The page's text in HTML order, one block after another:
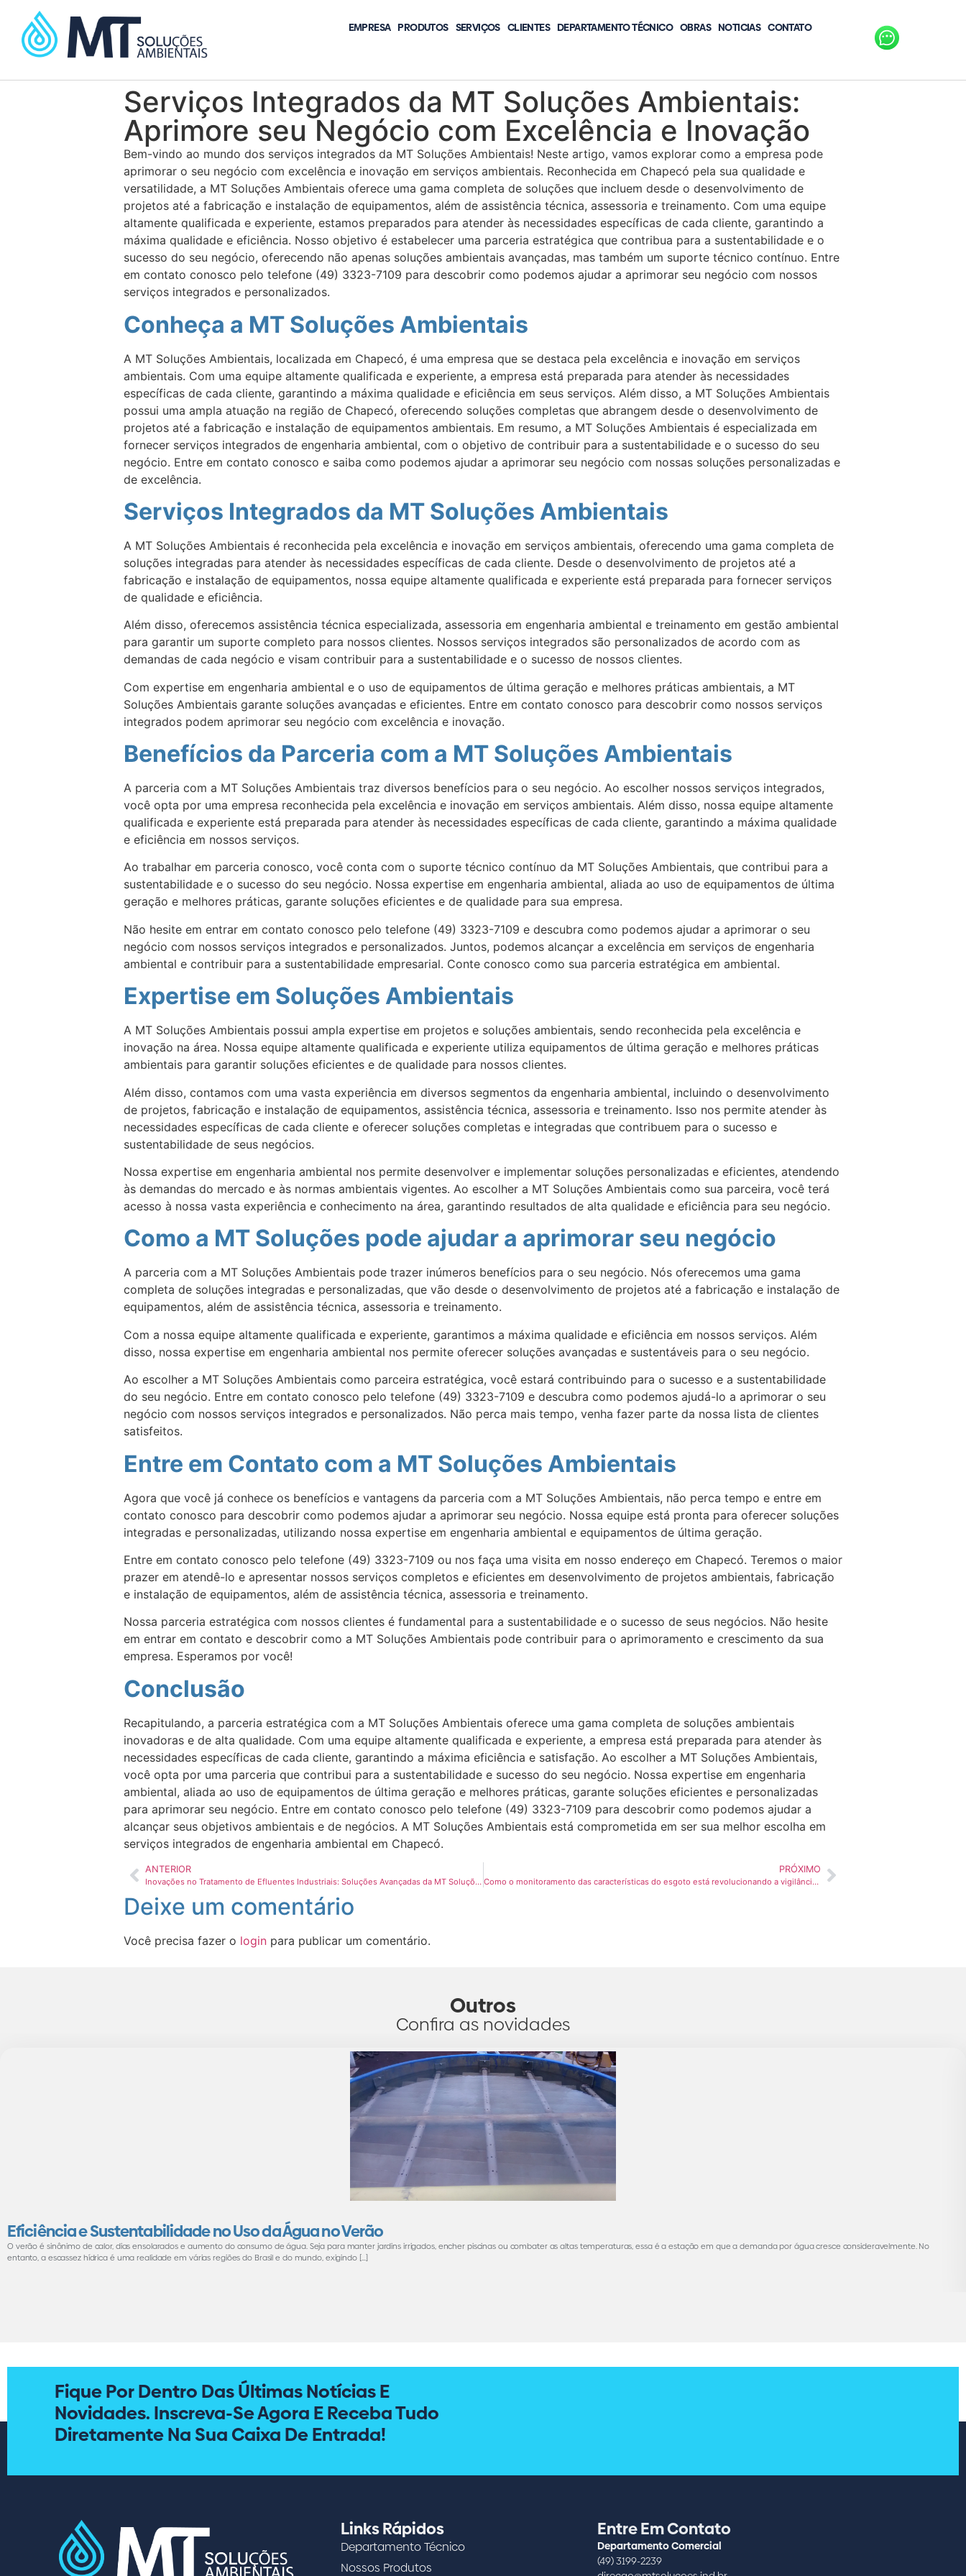
EMPRESA PRODUTOS SERVIÇOS CLIENTES DEPARTAMENTO TÉCNICO OBRAS NOTICIAS CONTATO
Serviços Integrados da MT Soluções Ambientais:
Aprimore seu Negócio com Excelência e Inovação
Bem-vindo ao mundo dos serviços integrados da MT Soluções Ambientais! Neste artigo, vamos explorar como a empresa pode
aprimorar o seu negócio com excelência e inovação em serviços ambientais. Reconhecida em Chapecó pela sua qualidade e
versatilidade, a MT Soluções Ambientais oferece uma gama completa de soluções que incluem desde o desenvolvimento de
projetos até a fabricação e instalação de equipamentos, além de assistência técnica, assessoria e treinamento. Com uma equipe
altamente qualificada e experiente, estamos preparados para atender às necessidades específicas de cada cliente, garantindo a
máxima qualidade e eficiência. Nosso objetivo é estabelecer uma parceria estratégica que contribua para a sustentabilidade e o
sucesso do seu negócio, oferecendo não apenas soluções ambientais avançadas, mas também um suporte técnico contínuo. Entre
em contato conosco pelo telefone (49) 3323-7109 para descobrir como podemos ajudar a aprimorar seu negócio com nossos
serviços integrados e personalizados.
Conheça a MT Soluções Ambientais
A MT Soluções Ambientais, localizada em Chapecó, é uma empresa que se destaca pela excelência e inovação em serviços
ambientais. Com uma equipe altamente qualificada e experiente, a empresa está preparada para atender às necessidades
específicas de cada cliente, garantindo a máxima qualidade e eficiência em seus serviços. Além disso, a MT Soluções Ambientais
possui uma ampla atuação na região de Chapecó, oferecendo soluções completas que abrangem desde o desenvolvimento de
projetos até a fabricação e instalação de equipamentos ambientais. Em resumo, a MT Soluções Ambientais é especializada em
fornecer serviços integrados de engenharia ambiental, com o objetivo de contribuir para a sustentabilidade e o sucesso do seu
negócio. Entre em contato conosco e saiba como podemos ajudar a aprimorar seu negócio com nossas soluções personalizadas e
de excelência.
Serviços Integrados da MT Soluções Ambientais
A MT Soluções Ambientais é reconhecida pela excelência e inovação em serviços ambientais, oferecendo uma gama completa de
soluções integradas para atender às necessidades específicas de cada cliente. Desde o desenvolvimento de projetos até a
fabricação e instalação de equipamentos, nossa equipe altamente qualificada e experiente está preparada para fornecer serviços
de qualidade e eficiência.
Além disso, oferecemos assistência técnica especializada, assessoria em engenharia ambiental e treinamento em gestão ambiental
para garantir um suporte completo para nossos clientes. Nossos serviços integrados são personalizados de acordo com as
demandas de cada negócio e visam contribuir para a sustentabilidade e o sucesso de nossos clientes.
Com expertise em engenharia ambiental e o uso de equipamentos de última geração e melhores práticas ambientais, a MT
Soluções Ambientais garante soluções avançadas e eficientes. Entre em contato conosco para descobrir como nossos serviços
integrados podem aprimorar seu negócio com excelência e inovação.
Benefícios da Parceria com a MT Soluções Ambientais
A parceria com a MT Soluções Ambientais traz diversos benefícios para o seu negócio. Ao escolher nossos serviços integrados,
você opta por uma empresa reconhecida pela excelência e inovação em serviços ambientais. Além disso, nossa equipe altamente
qualificada e experiente está preparada para atender às necessidades específicas de cada cliente, garantindo a máxima qualidade
e eficiência em nossos serviços.
Ao trabalhar em parceria conosco, você conta com o suporte técnico contínuo da MT Soluções Ambientais, que contribui para a
sustentabilidade e o sucesso do seu negócio. Nossa expertise em engenharia ambiental, aliada ao uso de equipamentos de última
geração e melhores práticas, garante soluções eficientes e de qualidade para sua empresa.
Não hesite em entrar em contato conosco pelo telefone (49) 3323-7109 e descubra como podemos ajudar a aprimorar o seu
negócio com nossos serviços integrados e personalizados. Juntos, podemos alcançar a excelência em serviços de engenharia
ambiental e contribuir para a sustentabilidade empresarial. Conte conosco como sua parceria estratégica em ambiental.
Expertise em Soluções Ambientais
A MT Soluções Ambientais possui ampla expertise em projetos e soluções ambientais, sendo reconhecida pela excelência e
inovação na área. Nossa equipe altamente qualificada e experiente utiliza equipamentos de última geração e melhores práticas
ambientais para garantir soluções eficientes e de qualidade para nossos clientes.
Além disso, contamos com uma vasta experiência em diversos segmentos da engenharia ambiental, incluindo o desenvolvimento
de projetos, fabricação e instalação de equipamentos, assistência técnica, assessoria e treinamento. Isso nos permite atender às
necessidades específicas de cada cliente e oferecer soluções completas e integradas que contribuem para o sucesso e
sustentabilidade de seus negócios.
Nossa expertise em engenharia ambiental nos permite desenvolver e implementar soluções personalizadas e eficientes, atendendo
às demandas do mercado e às normas ambientais vigentes. Ao escolher a MT Soluções Ambientais como sua parceira, você terá
acesso à nossa vasta experiência e conhecimento na área, garantindo resultados de alta qualidade e eficiência para seu negócio.
Como a MT Soluções pode ajudar a aprimorar seu negócio
A parceria com a MT Soluções Ambientais pode trazer inúmeros benefícios para o seu negócio. Nós oferecemos uma gama
completa de soluções integradas e personalizadas, que vão desde o desenvolvimento de projetos até a fabricação e instalação de
equipamentos, além de assistência técnica, assessoria e treinamento.
Com a nossa equipe altamente qualificada e experiente, garantimos a máxima qualidade e eficiência em nossos serviços. Além
disso, nossa expertise em engenharia ambiental nos permite oferecer soluções avançadas e sustentáveis para o seu negócio.
Ao escolher a MT Soluções Ambientais como parceira estratégica, você estará contribuindo para o sucesso e a sustentabilidade
do seu negócio. Entre em contato conosco pelo telefone (49) 3323-7109 e descubra como podemos ajudá-lo a aprimorar o seu
negócio com nossos serviços integrados e personalizados. Não perca mais tempo, venha fazer parte da nossa lista de clientes
satisfeitos.
Entre em Contato com a MT Soluções Ambientais
Agora que você já conhece os benefícios e vantagens da parceria com a MT Soluções Ambientais, não perca tempo e entre em
contato conosco para descobrir como podemos ajudar a aprimorar seu negócio. Nossa equipe está pronta para oferecer soluções
integradas e personalizadas, utilizando nossa expertise em engenharia ambiental e equipamentos de última geração.
Entre em contato conosco pelo telefone (49) 3323-7109 ou nos faça uma visita em nosso endereço em Chapecó. Teremos o maior
prazer em atendê-lo e apresentar nossos serviços completos e eficientes em desenvolvimento de projetos ambientais, fabricação
e instalação de equipamentos, além de assistência técnica, assessoria e treinamento.
Nossa parceria estratégica com nossos clientes é fundamental para a sustentabilidade e o sucesso de seus negócios. Não hesite
em entrar em contato e descobrir como a MT Soluções Ambientais pode contribuir para o aprimoramento e crescimento da sua
empresa. Esperamos por você!
Conclusão
Recapitulando, a parceria estratégica com a MT Soluções Ambientais oferece uma gama completa de soluções ambientais
inovadoras e de alta qualidade. Com uma equipe altamente qualificada e experiente, a empresa está preparada para atender às
necessidades específicas de cada cliente, garantindo a máxima eficiência e satisfação. Ao escolher a MT Soluções Ambientais,
você opta por uma parceria que contribui para a sustentabilidade e sucesso do seu negócio. Nossa expertise em engenharia
ambiental, aliada ao uso de equipamentos de última geração e melhores práticas, garante soluções eficientes e personalizadas
para aprimorar seu negócio. Entre em contato conosco pelo telefone (49) 3323-7109 para descobrir como podemos ajudar a
alcançar seus objetivos ambientais e de negócios. A MT Soluções Ambientais está comprometida em ser sua melhor escolha em
serviços integrados de engenharia ambiental em Chapecó.
ANTERIOR
Inovações no Tratamento de Efluentes Industriais: Soluções Avançadas da MT Soluções Ambientais para uma Gestão Ambiental Eficiente
PRÓXIMO
Como o monitoramento das características do esgoto está revolucionando a vigilância de doenças
Deixe um comentário
Você precisa fazer o login para publicar um comentário.
Outros
Confira as novidades
Eficiência e Sustentabilidade no Uso da Água no Verão
O verão é sinônimo de calor, dias ensolarados e aumento do consumo de água. Seja para manter jardins irrigados, encher piscinas ou combater as altas temperaturas, essa é a estação em que a demanda por água cresce consideravelmente. No
entanto, a escassez hídrica é uma realidade em várias regiões do Brasil e do mundo, exigindo […]
Fique Por Dentro Das Últimas Notícias E
Novidades. Inscreva-Se Agora E Receba Tudo
Diretamente Na Sua Caixa De Entrada!
Links Rápidos
Departamento Técnico
Nossos Produtos
Entre Em Contato
Departamento Comercial
(49) 3199-2239